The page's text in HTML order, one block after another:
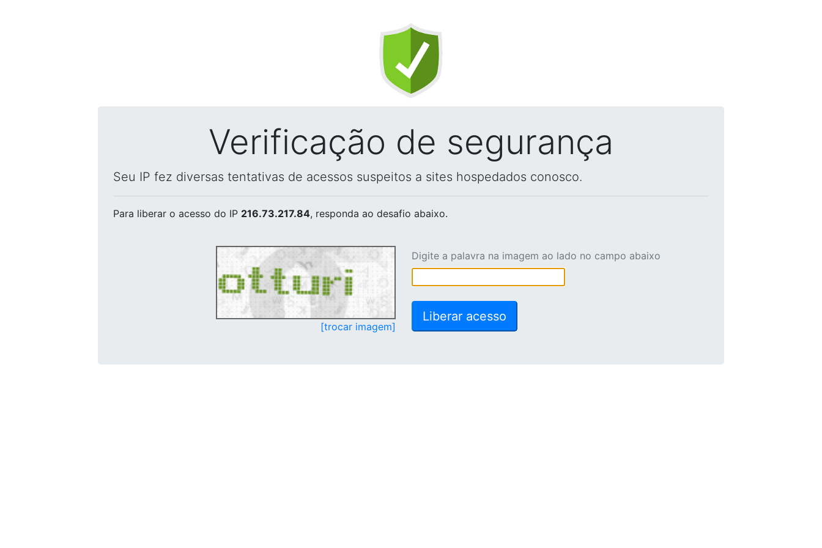
Verificação de segurança
Seu IP fez diversas tentativas de acessos suspeitos a sites hospedados conosco.
Para liberar o acesso do IP 216.73.217.84, responda ao desafio abaixo.
[trocar imagem]
Digite a palavra na imagem ao lado no campo abaixo